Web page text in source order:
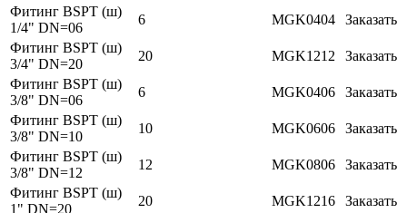
Фитинг BSPT (ш)
1/4" DN=06
6 MGK0404
Заказать
Фитинг BSPT (ш)
3/4" DN=20
20 MGK1212
Заказать
Фитинг BSPT (ш)
3/8" DN=06
6 MGK0406
Заказать
Фитинг BSPT (ш)
3/8" DN=10
10 MGK0606
Заказать
Фитинг BSPT (ш)
3/8" DN=12
12 MGK0806
Заказать
Фитинг BSPT (ш)
1" DN=20
20 MGK1216
Заказать